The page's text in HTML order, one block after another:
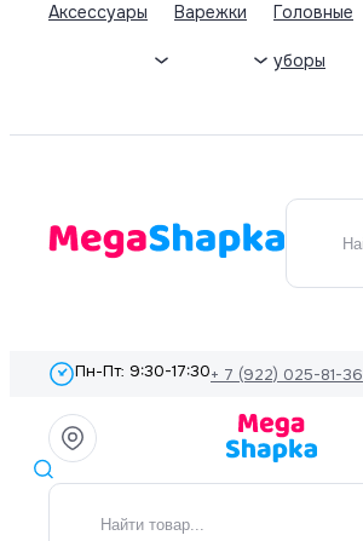
Аксессуары Варежки Головные
уборы
Пн-Пт: 9:30-17:30+ 7 (922) 025-81-36